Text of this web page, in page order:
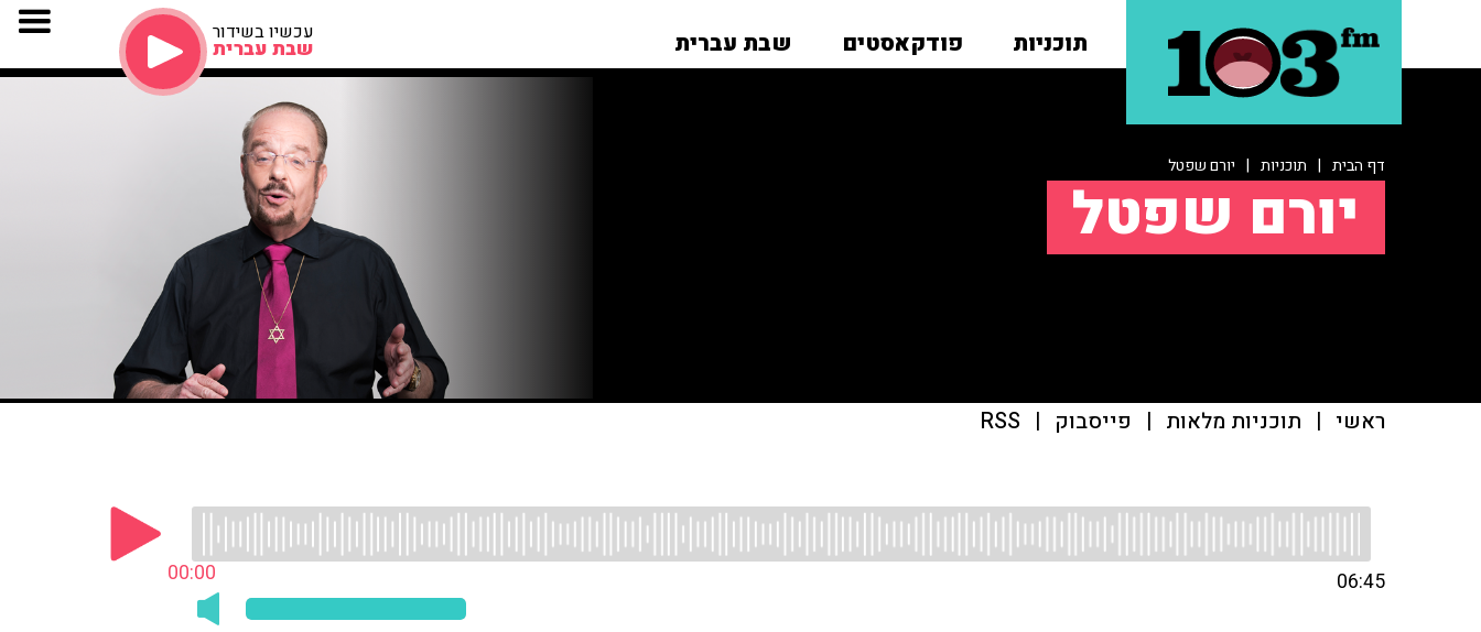
תוכניות פודקאסטים שבת עברית עכשיו בשידור
שבת עברית
דף הבית | תוכניות | יורם שפטל
יורם שפטל
ראשי | תוכניות מלאות | פייסבוק |
RSS
00:00 06:45